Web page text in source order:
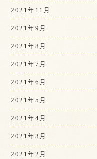
2021年11月
2021年9月
2021年8月
2021年7月
2021年6月
2021年5月
2021年4月
2021年3月
2021年2月